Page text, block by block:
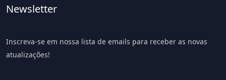
Newsletter
Inscreva-se em nossa lista de emails para receber as novas
atualizações!